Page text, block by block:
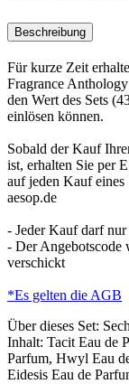
Beschreibung
Für kurze Zeit
Fragrance
den Wert des Sets
einlösen können.
Sobald der Kauf
ist, erhalten Sie per
auf jeden Kauf
aesop.de
- Jeder Kauf darf
- Der Angebotscode
verschickt
*Es gelten die AGB
Über dieses Set:
Inhalt: Tacit Eau de
Parfum, Hwyl Eau
Eidesis Eau de